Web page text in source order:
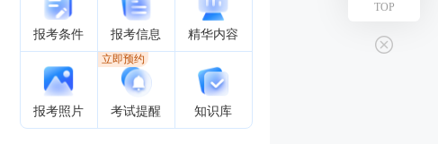
报考条件 报考信息 精华内容
报考照片 考试提醒
立即预约
知识库
TOP